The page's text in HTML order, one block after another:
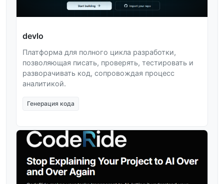
devlo
Платформа для полного цикла разработки,
позволяющая писать, проверять, тестировать и
разворачивать код, сопровождая процесс
аналитикой.
Генерация кода